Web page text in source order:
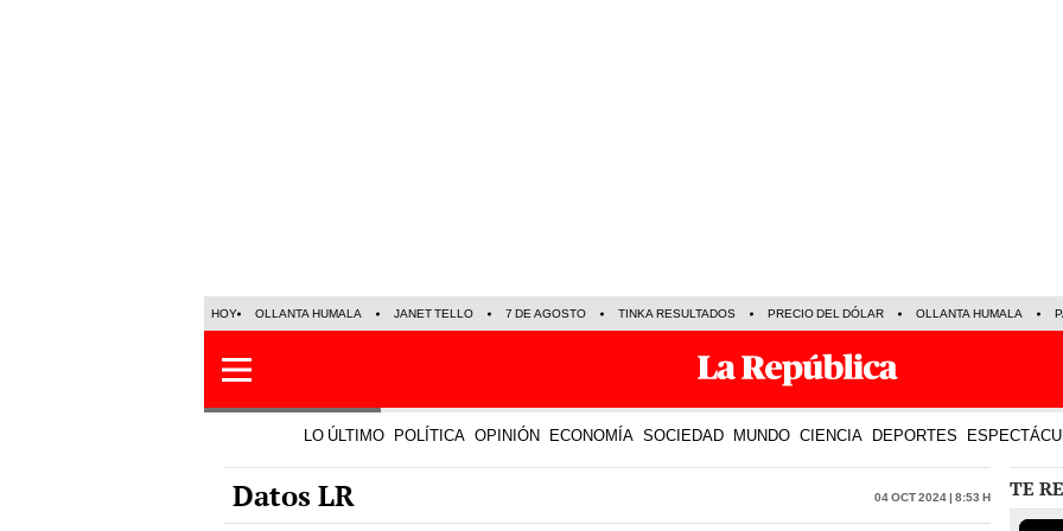
HOY OLLANTA HUMALA JANET TELLO 7 DE AGOSTO TINKA RESULTADOS PRECIO DEL DÓLAR OLLANTA HUMALA
LO ÚLTIMO POLÍTICA OPINIÓN ECONOMÍA SOCIEDAD MUNDO CIENCIA DEPORTES
Datos LR 04 Oct 2024 | 8:53 h TE